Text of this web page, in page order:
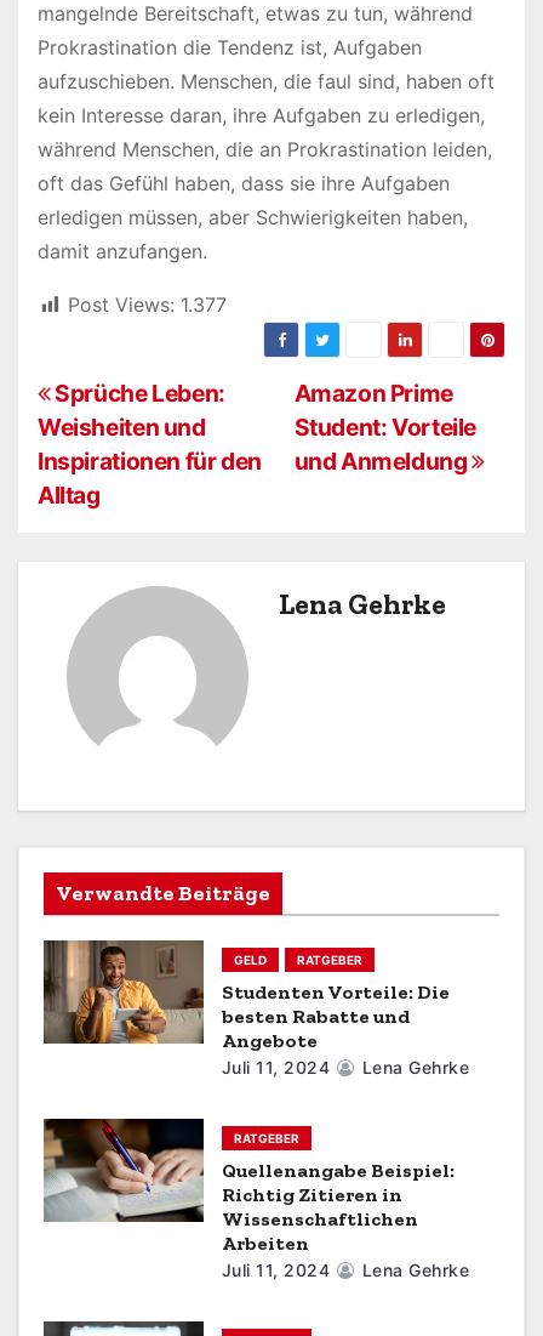
mangelnde Bereitschaft, etwas zu tun, während
Prokrastination die Tendenz ist, Aufgaben
aufzuschieben. Menschen, die faul sind, haben oft
kein Interesse daran, ihre Aufgaben zu erledigen,
während Menschen, die an Prokrastination leiden,
oft das Gefühl haben, dass sie ihre Aufgaben
erledigen müssen, aber Schwierigkeiten haben,
damit anzufangen.
Post Views: 1.377
B
e
i
v
i
g
a
i
o
n
Amazon Prime
Student: Vorteile
und Anmeldung
Sprüche Leben:
Weisheiten und
Inspirationen für den
Alltag
Lena Gehrke
Verwandte Beiträge
GELD RATGEBER
Studenten Vorteile: Die
besten Rabatte und
Angebote
Juli 11, 2024 Lena Gehrke
RATGEBER
Quellenangabe Beispiel:
Richtig Zitieren in
Wissenschaftlichen
Arbeiten
Juli 11, 2024 Lena Gehrke